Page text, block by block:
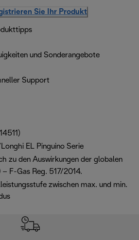
Sie Ihr Produkt
und Sonderangebote
Support
EL Pinguino Serie
zu den Auswirkungen der globalen
– F-Gas Reg. 517/2014.
zwischen max. und min.